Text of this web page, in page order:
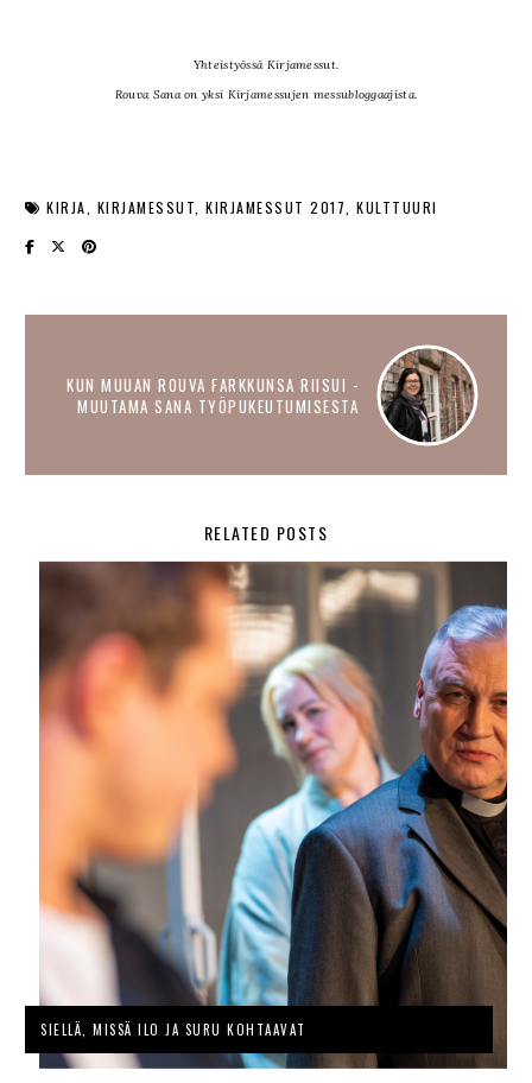
Yhteistyössä Kirjamessut.
Rouva Sana on yksi Kirjamessujen messubloggaajista.
KIRJA KIRJAMESSUT KIRJAMESSUT 2017 KULTTUURI
KUN MUUAN ROUVA FARKKUNSA RIISUI -
MUUTAMA SANA TYÖPUKEUTUMISESTA
RELATED POSTS
SIELLÄ, MISSÄ ILO JA SURU KOHTAAVAT